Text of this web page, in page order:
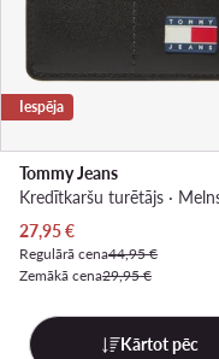
Iespēja
Tommy Jeans
Kredītkaršu turētājs ·
Pašreizējā cena
27,95€
Regulārā cena44,95 €
Zemākā cena29,95 €
Kārtot pēc